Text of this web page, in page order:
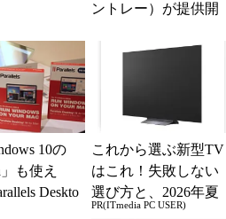
ントレー）が提供開
後日対応
10の
」も使え
Deskto
これから選ぶ新型TV
はこれ！失敗しない
選び方と、2026年夏
の一押しモデル
PR(ITmedia PC USER)